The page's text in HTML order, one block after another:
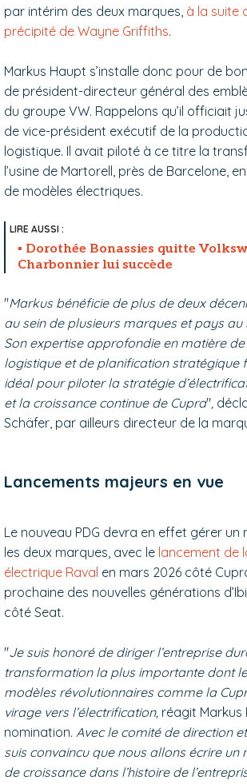
par intérim des deux marques, à la suite
précipité de Wayne Griffiths.
Markus Haupt s’installe donc pour de
de président-directeur général des
du groupe VW. Rappelons qu’il officiait
de vice-président exécutif de la
logistique. Il avait piloté à ce titre la
l’usine de Martorell, près de Barcelone,
de modèles électriques.
Dorothée Bonassies quitte
Charbonnier lui succède
"Markus bénéficie de plus de deux
au sein de plusieurs marques et pays au
Son expertise approfondie en matière
logistique et de planification stratégique
idéal pour piloter la stratégie
et la croissance continue de Cupra"
Schäfer, par ailleurs directeur de la
Lancements majeurs en vue
Le nouveau PDG devra en effet gérer
les deux marques, avec le lancement de
électrique Raval en mars 2026 côté
prochaine des nouvelles générations
côté Seat.
"Je suis honoré de diriger l’entreprise
transformation la plus importante dont
modèles révolutionnaires comme la
virage vers l’électrification, réagit Markus
nomination. Avec le comité de direction
suis convaincu que nous allons écrire un
de croissance dans l’histoire de